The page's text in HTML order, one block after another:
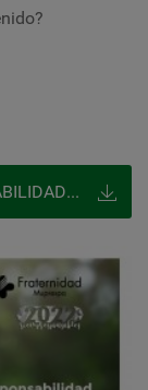
MEMORIA DE ACCIONES DE RESPONSABILIDAD SOCIAL CORPORATIVA Y ODS 2022 DE FRATERNIDAD-MUPRESPA